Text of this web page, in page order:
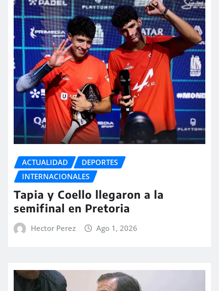
ACTUALIDAD
DEPORTES
INTERNACIONALES
Tapia y Coello llegaron a la
semifinal en Pretoria
Hector Perez Ago 1, 2026